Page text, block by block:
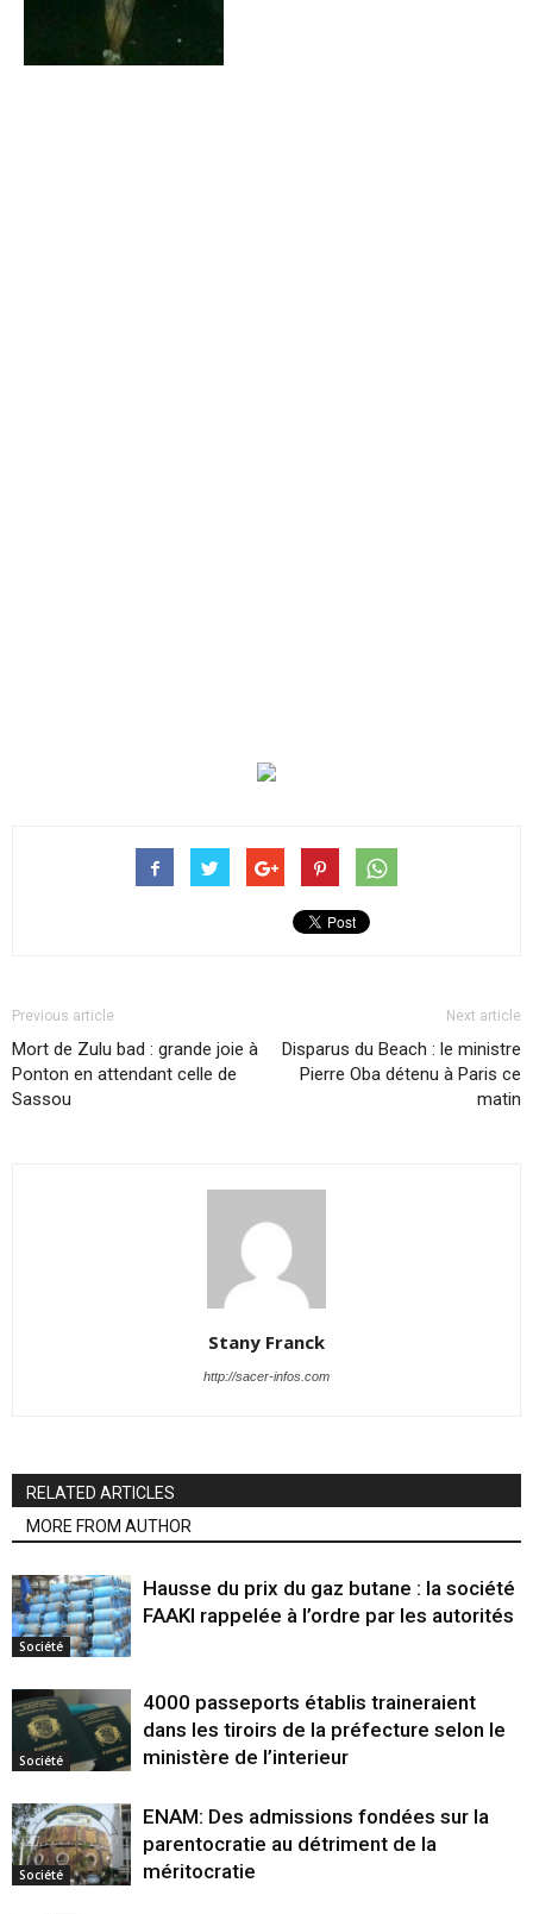
Previous article
Mort de Zulu bad : grande joie à
Ponton en attendant celle de
Sassou
Next article
Disparus du Beach : le ministre
Pierre Oba détenu à Paris ce
matin
Stany Franck
http://sacer-infos.com
RELATED ARTICLES
MORE FROM AUTHOR
Société
Hausse du prix du gaz butane : la société
FAAKI rappelée à l’ordre par les autorités
Société
4000 passeports établis traineraient
dans les tiroirs de la préfecture selon le
ministère de l’interieur
Société
ENAM: Des admissions fondées sur la
parentocratie au détriment de la
méritocratie